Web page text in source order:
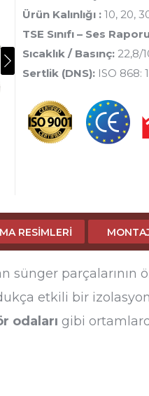
Ürün Kalınlığı :10, 20,
TSE Sınıfı – Ses
Sıcaklık / Basınç: 22,8/
Sertlik (DNS): ISO 868:
RESIMLERI
sünger parçalarının
etkili bir
odaları gibi